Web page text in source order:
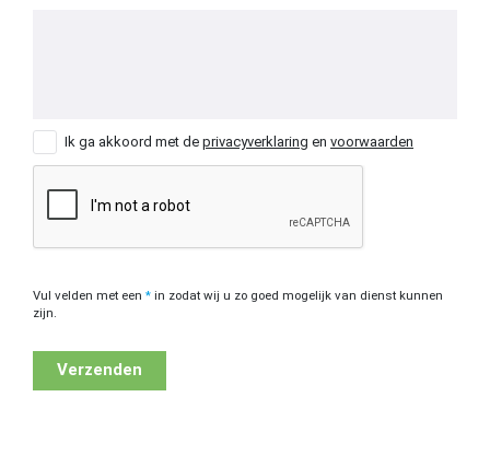
Ik ga akkoord met de privacyverklaring en voorwaarden
Vul velden met een * in zodat wij u zo goed mogelijk van dienst kunnen
zijn.
Verzenden